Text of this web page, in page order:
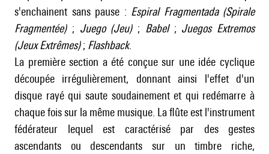
s'enchainent sans pause : Espiral Fragmentada (Spirale
Fragmentée); Juego (Jeu); Babel; Juegos Extremos
(Jeux Extrêmes); Flashback.
La première section a été conçue sur une idée cyclique
découpée irrégulièrement, donnant ainsi l'effet d'un
disque rayé qui saute soudainement et qui redémarre à
chaque fois sur la même musique. La flûte est l'instrument
fédérateur lequel est caractérisé par des gestes
ascendants ou descendants sur un timbre riche,